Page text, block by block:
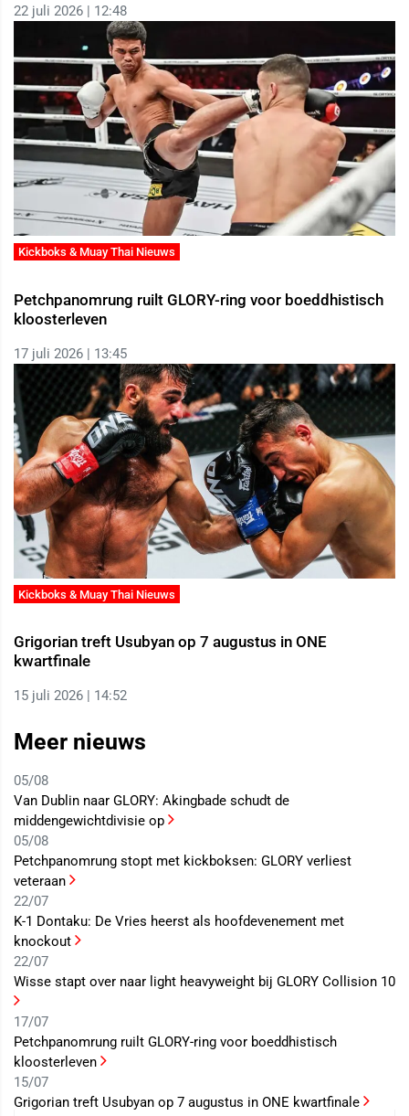
22 juli 2026 | 12:48
Kickboks & Muay Thai Nieuws
Petchpanomrung ruilt GLORY-ring voor boeddhistisch
kloosterleven
17 juli 2026 | 13:45
Kickboks & Muay Thai Nieuws
Grigorian treft Usubyan op 7 augustus in ONE
kwartfinale
15 juli 2026 | 14:52
Meer nieuws
05/08
Van Dublin naar GLORY: Akingbade schudt de
middengewichtdivisie op
05/08
Petchpanomrung stopt met kickboksen: GLORY verliest
veteraan
22/07
K-1 Dontaku: De Vries heerst als hoofdevenement met
knockout
22/07
Wisse stapt over naar light heavyweight bij GLORY Collision 10
17/07
Petchpanomrung ruilt GLORY-ring voor boeddhistisch
kloosterleven
15/07
Grigorian treft Usubyan op 7 augustus in ONE kwartfinale